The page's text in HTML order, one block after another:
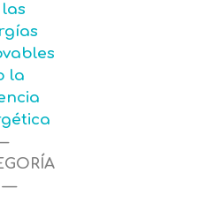
la
—